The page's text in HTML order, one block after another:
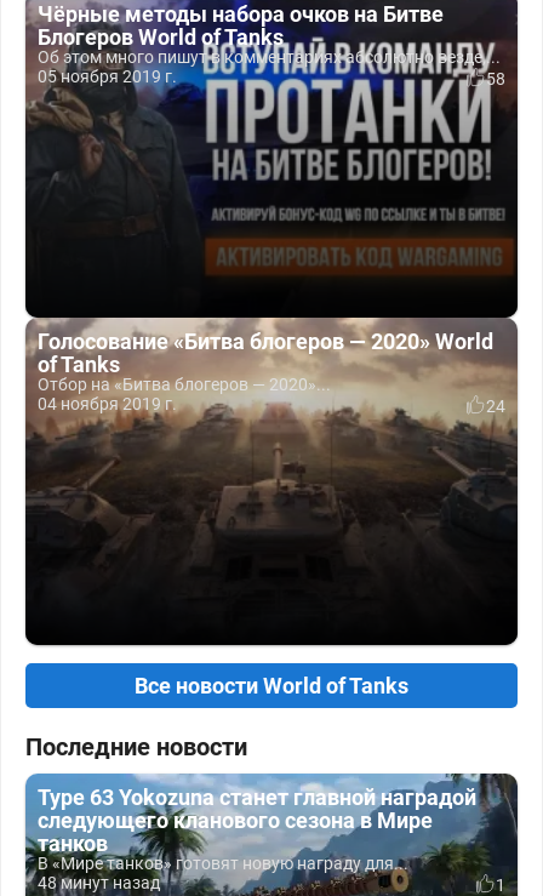
Чёрные методы набора очков на Битве
Блогеров World of Tanks
Об этом много пишут в комментариях абсолютно везде,...
05 ноября 2019 г.
58
Голосование «Битва блогеров — 2020» World
of Tanks
Отбор на «Битва блогеров — 2020»...
04 ноября 2019 г.
24
Все новости World of Tanks
Последние новости
Type 63 Yokozuna станет главной наградой
следующего кланового сезона в Мире
танков
В «Мире танков» готовят новую награду для...
48 минут назад
1